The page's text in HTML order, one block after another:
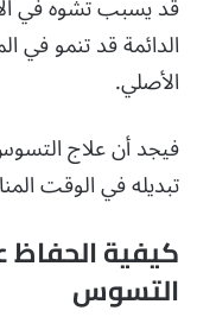
الدائمة قد تنمو في
الأصلي.
فيجد أن علاج
تبديله في الوقت
كيفية الحفاظ
التسوس